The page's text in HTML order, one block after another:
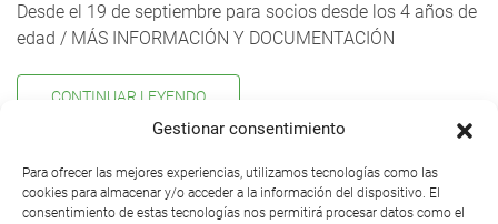
Gestionar consentimiento
Para ofrecer las mejores experiencias, utilizamos tecnologías como las
cookies para almacenar y/o acceder a la información del dispositivo. El
consentimiento de estas tecnologías nos permitirá procesar datos como el
Desde el 19 de septiembre para socios desde los 4 años de
edad / MÁS INFORMACIÓN Y DOCUMENTACIÓN
CONTINUAR LEYENDO
1 2 3 4 5